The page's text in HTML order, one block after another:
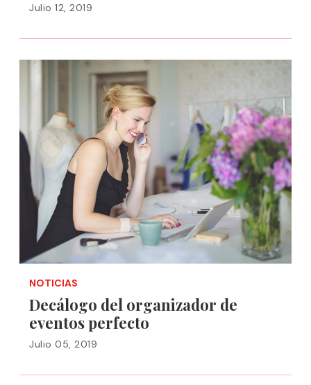
Julio 12, 2019
NOTICIAS
Decálogo del organizador de
eventos perfecto
Julio 05, 2019